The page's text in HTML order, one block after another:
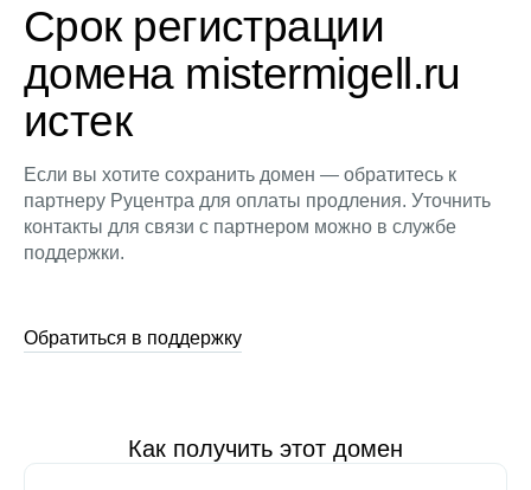
Срок регистрации
домена mistermigell.ru
истек
Если вы хотите сохранить домен — обратитесь к
партнеру Руцентра для оплаты продления. Уточнить
контакты для связи с партнером можно в службе
поддержки.
Обратиться в поддержку
Как получить этот домен